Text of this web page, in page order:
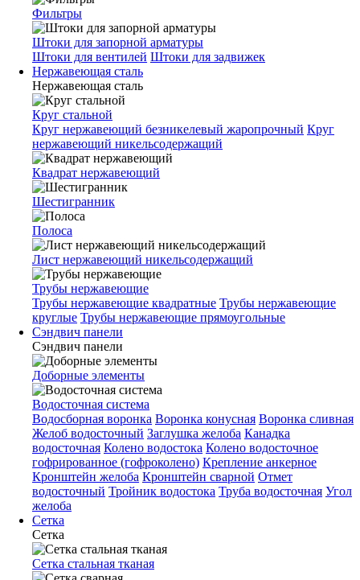
Фильтры
Штоки для запорной арматуры
Штоки для вентилей Штоки для задвижек
Нержавеющая сталь
Нержавеющая сталь
Круг стальной
Круг нержавеющий безникелевый жаропрочный Круг
нержавеющий никельсодержащий
Квадрат нержавеющий
Шестигранник
Полоса
Лист нержавеющий никельсодержащий
Трубы нержавеющие
Трубы нержавеющие квадратные Трубы нержавеющие
круглые Трубы нержавеющие прямоугольные
Сэндвич панели
Сэндвич панели
Доборные элементы
Водосточная система
Водосборная воронка Воронка конусная Воронка сливная
Желоб водосточный Заглушка желоба Канадка
водосточная Колено водостока Колено водосточное
гофрированное (гофроколено) Крепление анкерное
Кронштейн желоба Кронштейн сварной Отмет
водосточный Тройник водостока Труба водосточная Угол
желоба
Сетка
Сетка
Сетка стальная тканая